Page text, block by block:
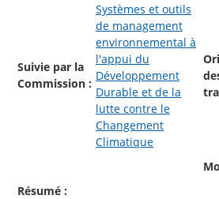
Suivie par la
Commission :
Systèmes et outils
de management
environnemental à
l'appui du
Développement
Durable et de la
lutte contre le
Changement
Climatique
Résumé :